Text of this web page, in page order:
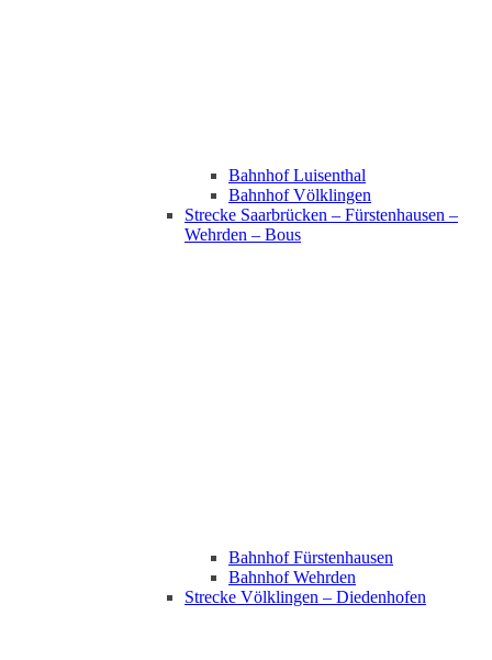
Bahnhof Luisenthal
Bahnhof Völklingen
Strecke Saarbrücken – Fürstenhausen –
Wehrden – Bous
Bahnhof Fürstenhausen
Bahnhof Wehrden
Strecke Völklingen – Diedenhofen